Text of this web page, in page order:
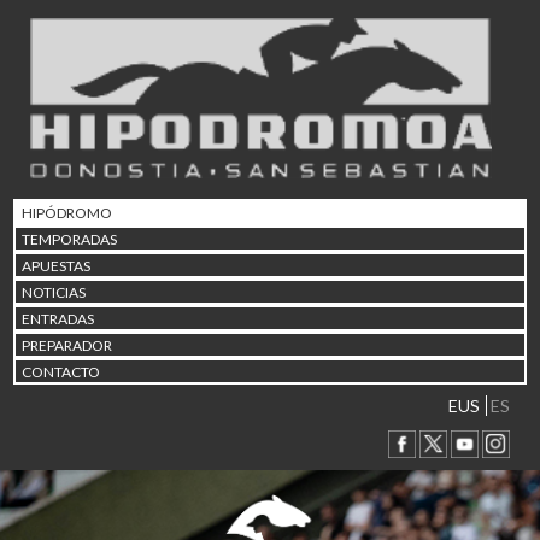
HIPÓDROMO
TEMPORADAS
APUESTAS
NOTICIAS
ENTRADAS
PREPARADOR
CONTACTO
EUS ES
02/08 17:30 Abuztuaren 2a / 2 de
Abuztuaren 9a / 9 de
12/08 12:08 Abuztaren 12a / 12 de
15/08 17:05 Abuztuaren 15a / 15 de
23/08 17:30 Abuztuaren 23a / 23 de
30/08 17:30 Abuztuaren 30a / 30 de
02/09 11:15
06/09 17:30 Irailaren 6a / 6 de
Irailaren 13a / 13 de
30/09 11:30 Irailaren 30a / 30 de